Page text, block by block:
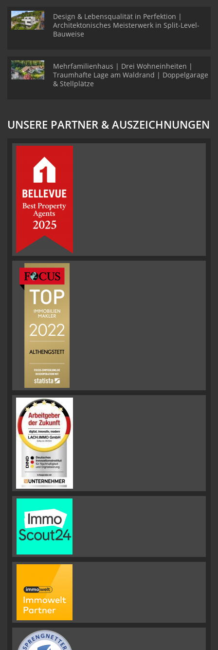
Design & Lebensqualität in Perfektion |
Architektonisches Meisterwerk in Split-Level-
Bauweise
Mehrfamilienhaus | Drei Wohneinheiten |
Traumhafte Lage am Waldrand | Doppelgarage
& Stellplätze
UNSERE PARTNER & AUSZEICHNUNGEN